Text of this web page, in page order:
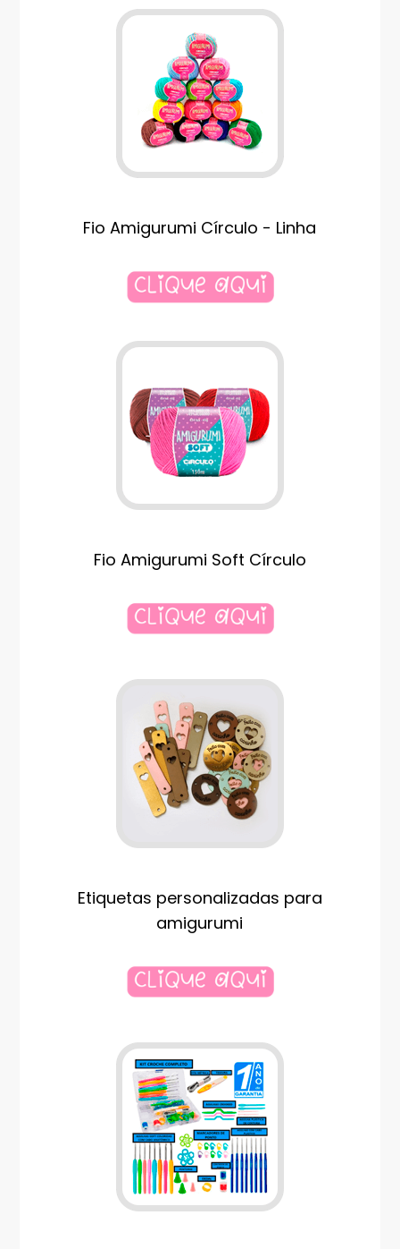
Fio Amigurumi Círculo - Linha
Fio Amigurumi Soft Círculo
Etiquetas personalizadas para
amigurumi